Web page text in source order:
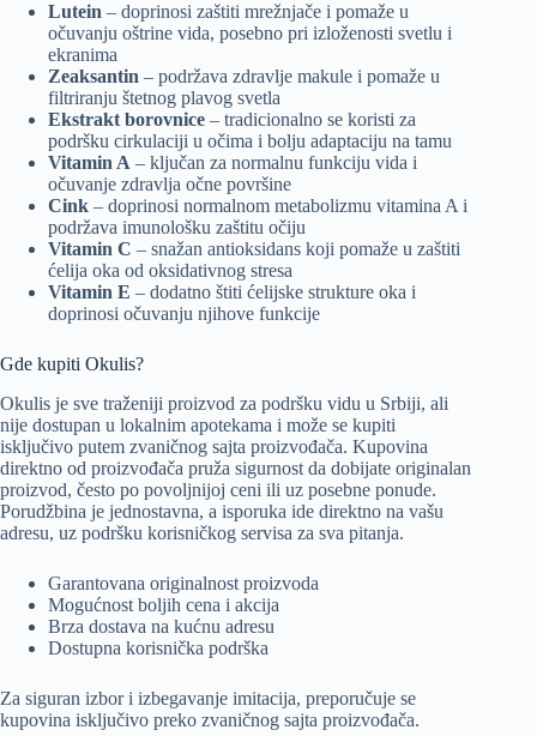
Lutein – doprinosi zaštiti mrežnjače i pomaže u
očuvanju oštrine vida, posebno pri izloženosti svetlu i
ekranima
Zeaksantin – podržava zdravlje makule i pomaže u
filtriranju štetnog plavog svetla
Ekstrakt borovnice – tradicionalno se koristi za
podršku cirkulaciji u očima i bolju adaptaciju na tamu
Vitamin A – ključan za normalnu funkciju vida i
očuvanje zdravlja očne površine
Cink – doprinosi normalnom metabolizmu vitamina A i
podržava imunološku zaštitu očiju
Vitamin C – snažan antioksidans koji pomaže u zaštiti
ćelija oka od oksidativnog stresa
Vitamin E – dodatno štiti ćelijske strukture oka i
doprinosi očuvanju njihove funkcije
Gde kupiti Okulis?
Okulis je sve traženiji proizvod za podršku vidu u Srbiji, ali
nije dostupan u lokalnim apotekama i može se kupiti
isključivo putem zvaničnog sajta proizvođača. Kupovina
direktno od proizvođača pruža sigurnost da dobijate originalan
proizvod, često po povoljnijoj ceni ili uz posebne ponude.
Porudžbina je jednostavna, a isporuka ide direktno na vašu
adresu, uz podršku korisničkog servisa za sva pitanja.
Garantovana originalnost proizvoda
Mogućnost boljih cena i akcija
Brza dostava na kućnu adresu
Dostupna korisnička podrška
Za siguran izbor i izbegavanje imitacija, preporučuje se
kupovina isključivo preko zvaničnog sajta proizvođača.